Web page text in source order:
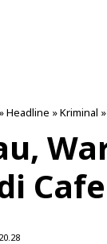
»Headline »Kriminal »
Cafe